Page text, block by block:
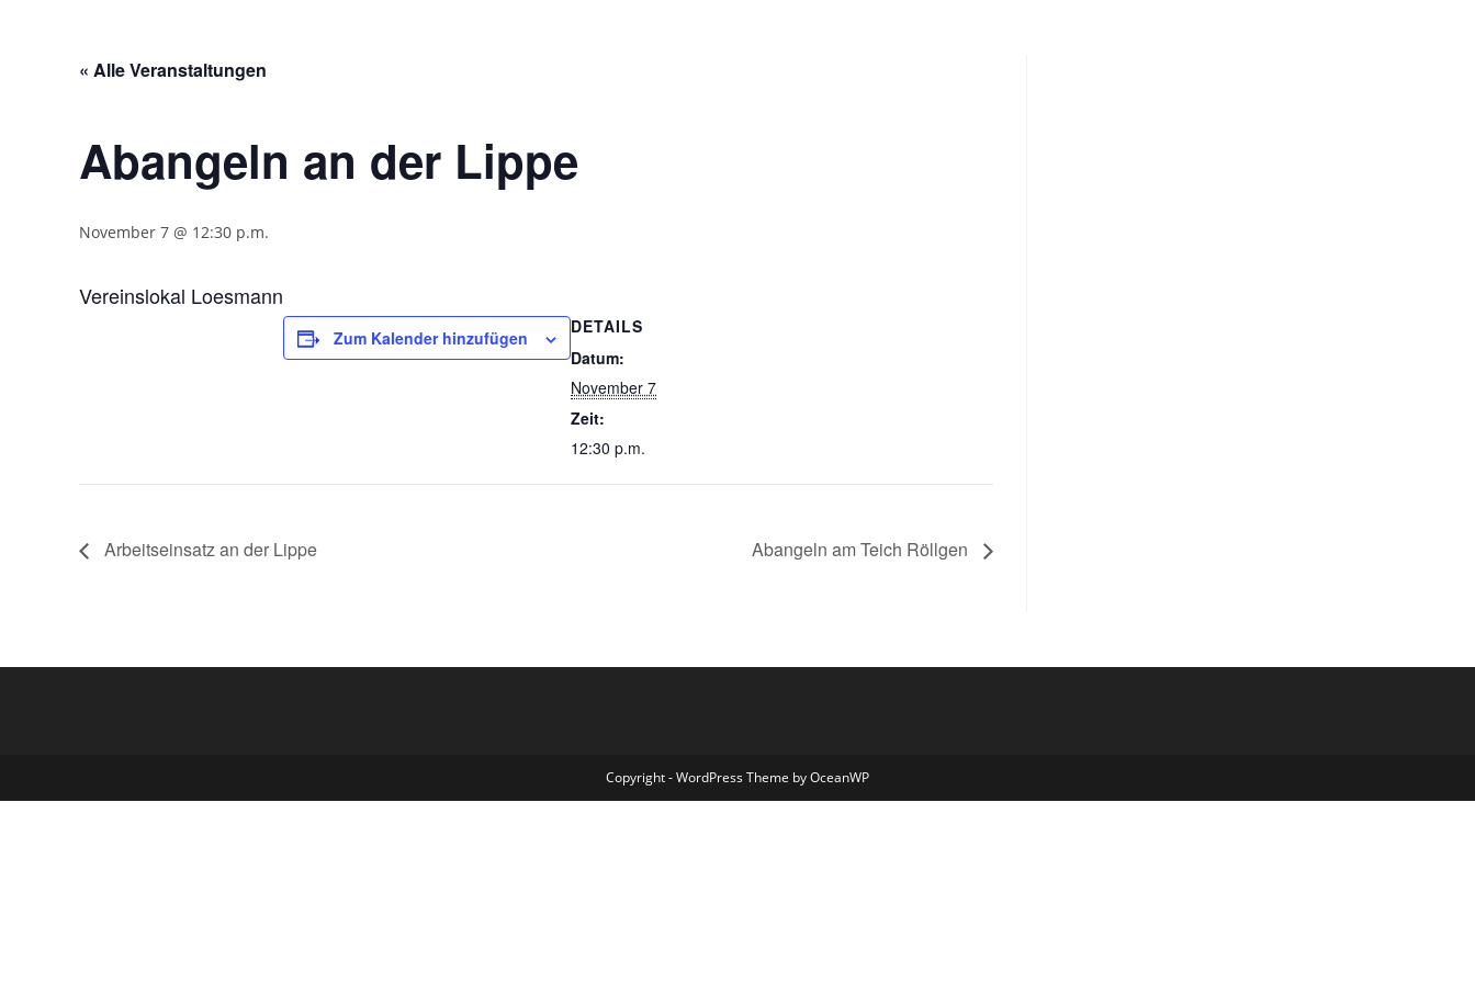
« Alle Veranstaltungen
Abangeln an der Lippe
November 7 @ 12:30 p.m.
Vereinslokal Loesmann
Zum Kalender hinzufügen
DETAILS
Datum:
November 7
Zeit:
12:30 p.m.
Arbeitseinsatz an der Lippe Abangeln am Teich Röllgen
Copyright - WordPress Theme by OceanWP